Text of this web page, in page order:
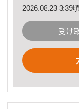
2026.08.23 3:39
受け